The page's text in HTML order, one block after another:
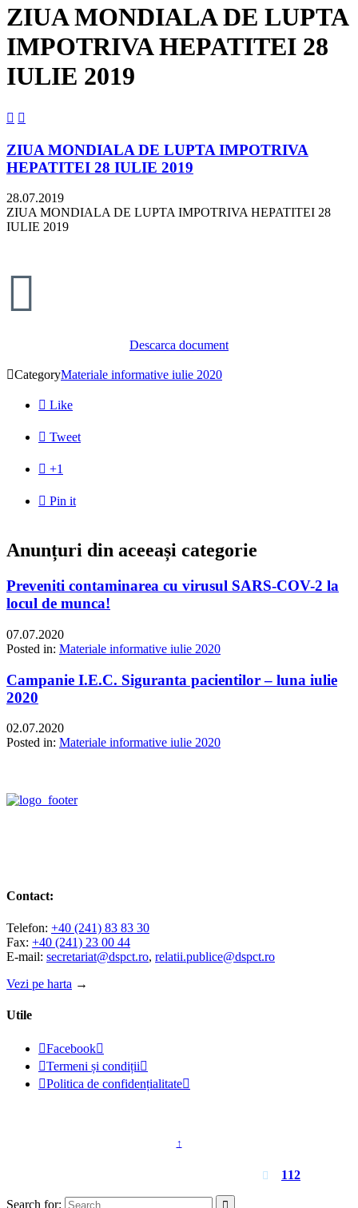
ZIUA MONDIALA DE LUPTA
IMPOTRIVA HEPATITEI 28
IULIE 2019
 
ZIUA MONDIALA DE LUPTA IMPOTRIVA
HEPATITEI 28 IULIE 2019
28.07.2019
ZIUA MONDIALA DE LUPTA IMPOTRIVA HEPATITEI 28
IULIE 2019

Descarca document
CategoryMateriale informative iulie 2020
 Like
 Tweet
 +1
 Pin it
Anunțuri din aceeași categorie
Preveniti contaminarea cu virusul SARS-COV-2 la
locul de munca!
07.07.2020
Posted in: Materiale informative iulie 2020
Campanie I.E.C. Siguranta pacientilor – luna iulie
2020
02.07.2020
Posted in: Materiale informative iulie 2020
Contact:
Telefon: +40 (241) 83 83 30
Fax: +40 (241) 23 00 44
E-mail: secretariat@dspct.ro, relatii.publice@dspct.ro
Vezi pe harta →
Utile
Facebook
Termeni și condiții
Politica de confidențialitate
↑
 112
Search for: 